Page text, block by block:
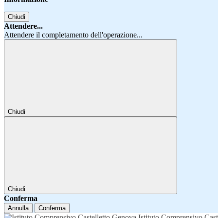
Chiudi
Attendere...
Attendere il completamento dell'operazione...
Chiudi
Chiudi
Conferma
Annulla Conferma